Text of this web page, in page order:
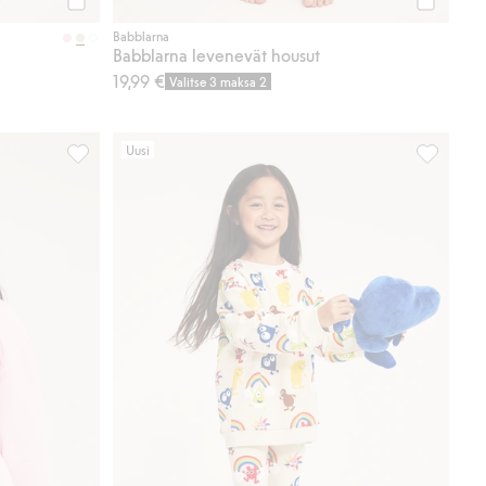
Babblarna
Babblarna levenevät housut
19,99 € Valitse 3 maksa 2
Babblarna-neule, Lisää suosikkeihin
Uusi